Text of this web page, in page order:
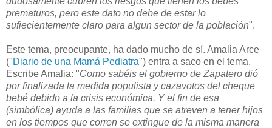
prematuros, pero este dato no debe de estar lo
sufiecientemente claro para algun sector de la población".
Este tema, preocupante, ha dado mucho de sí. Amalia Arce
("Diario de una Mamá Pediatra") entra a saco en el tema.
Escribe Amalia: "Como sabéis el gobierno de Zapatero dió
por finalizada la medida populista y cazavotos del cheque
bebé debido a la crisis económica. Y el fin de esa
(simbólica) ayuda a las familias que se atreven a tener hijos
en los tiempos que corren se extingue de la misma manera